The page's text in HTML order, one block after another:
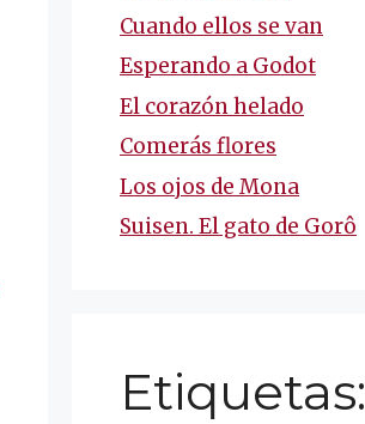
Cuando ellos se van
Esperando a Godot
El corazón helado
Comerás flores
Los ojos de Mona
Suisen. El gato de Gorô
Etiquetas: